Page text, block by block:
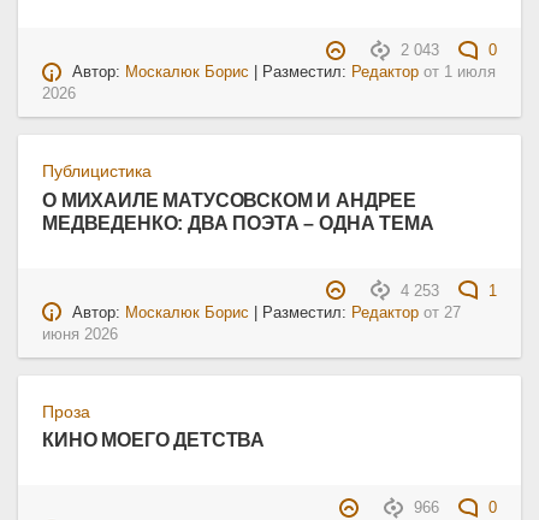
2 043
0
Автор: Москалюк Борис | Разместил: Редактор от 1 июля
2026
Публицистика
О МИХАИЛЕ МАТУСОВСКОМ И АНДРЕЕ
МЕДВЕДЕНКО: ДВА ПОЭТА – ОДНА ТЕМА
4 253
1
Автор: Москалюк Борис | Разместил: Редактор от 27
июня 2026
Проза
КИНО МОЕГО ДЕТСТВА
966
0